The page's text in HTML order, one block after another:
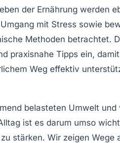
der Ernährung werden
mit Stress sowie
Methoden betrachtet.
praxisnahe Tipps ein,
Weg effektiv
belasteten Umwelt und
ist es darum umso
stärken. Wir zeigen Wege